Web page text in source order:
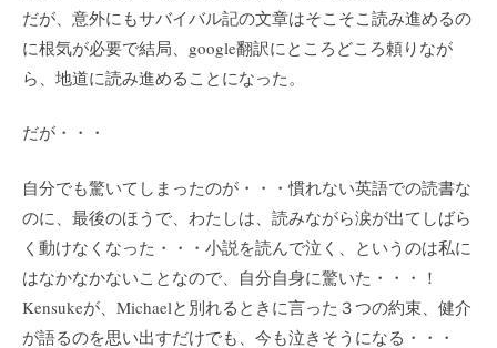
だが、意外にもサバイバル記の文章はそこそこ読み進めるの
に根気が必要で結局、google翻訳にところどころ頼りなが
ら、地道に読み進めることになった。
だが・・・
自分でも驚いてしまったのが・・・慣れない英語での読書な
のに、最後のほうで、わたしは、読みながら涙が出てしばら
く動けなくなった・・・小説を読んで泣く、というのは私に
はなかなかないことなので、自分自身に驚いた・・・！
Kensukeが、Michaelと別れるときに言った３つの約束、健介
が語るのを思い出すだけでも、今も泣きそうになる・・・